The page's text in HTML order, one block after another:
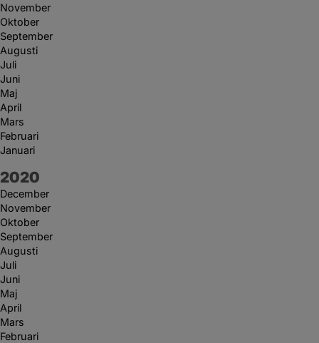
November
Oktober
September
Augusti
Juli
Juni
Maj
April
Mars
Februari
Januari
År:
2020
December
November
Oktober
September
Augusti
Juli
Juni
Maj
April
Mars
Februari